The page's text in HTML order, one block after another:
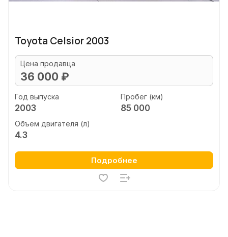
Toyota Celsior 2003
Цена продавца
36 000 ₽
Год выпуска
2003
Пробег (км)
85 000
Объем двигателя (л)
4.3
Подробнее